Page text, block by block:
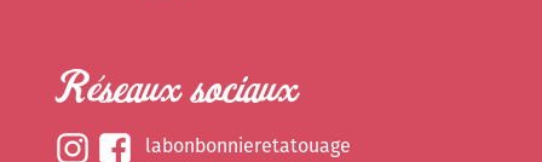
Réseaux sociaux
labonbonnieretatouage